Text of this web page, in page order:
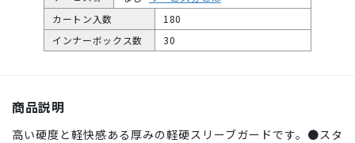
カートン入数
180
インナーボックス数
30
商品説明
高い硬度と軽快感ある厚みの軽硬スリーブガードです。●スタ